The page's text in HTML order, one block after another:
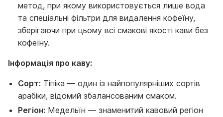
метод, при якому використовується лише вода
та спеціальні фільтри для видалення кофеїну,
зберігаючи при цьому всі смакові якості кави без
кофеїну.
Інформація про каву:
Сорт: Тіпіка — один із найпопулярніших сортів
арабіки, відомий збалансованим смаком.
Регіон: Медельїн — знаменитий кавовий регіон